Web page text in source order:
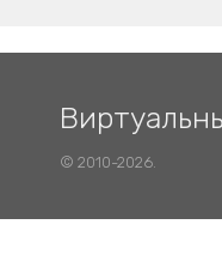
© 2010-2026.